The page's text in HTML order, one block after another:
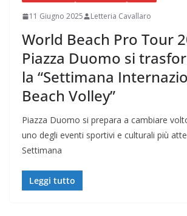
11 Giugno 2025 Letteria Cavallaro
World Beach Pro Tour
Piazza Duomo si
la “Settimana
Beach Volley”
Piazza Duomo si prepara a cambiare
uno degli eventi sportivi e culturali più
Settimana
Leggi tutto